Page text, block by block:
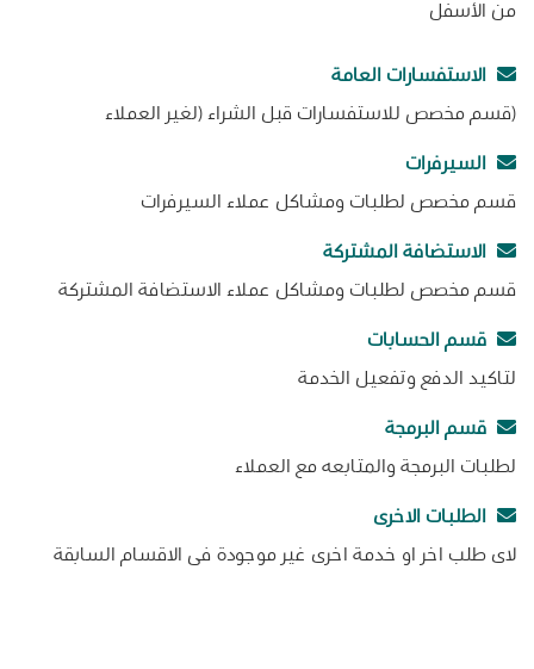
من الأسفل
الاستفسارات العامة
(قسم مخصص للاستفسارات قبل الشراء (لغير العملاء
السيرفرات
قسم مخصص لطلبات ومشاكل عملاء السيرفرات
الاستضافة المشتركة
قسم مخصص لطلبات ومشاكل عملاء الاستضافة المشتركة
قسم الحسابات
لتاكيد الدفع وتفعيل الخدمة
قسم البرمجة
لطلبات البرمجة والمتابعه مع العملاء
الطلبات الاخرى
لاى طلب اخر او خدمة اخرى غير موجودة فى الاقسام السابقة